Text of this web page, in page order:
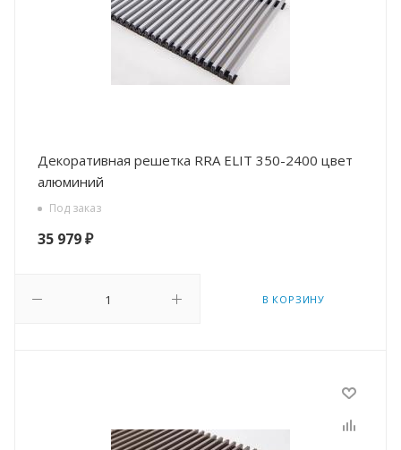
Декоративная решетка RRA ELIT 350-2400 цвет
алюминий
Под заказ
35 979₽
В КОРЗИНУ